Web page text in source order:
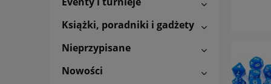
Książki, poradniki i gadżety
Nieprzypisane
Nowości